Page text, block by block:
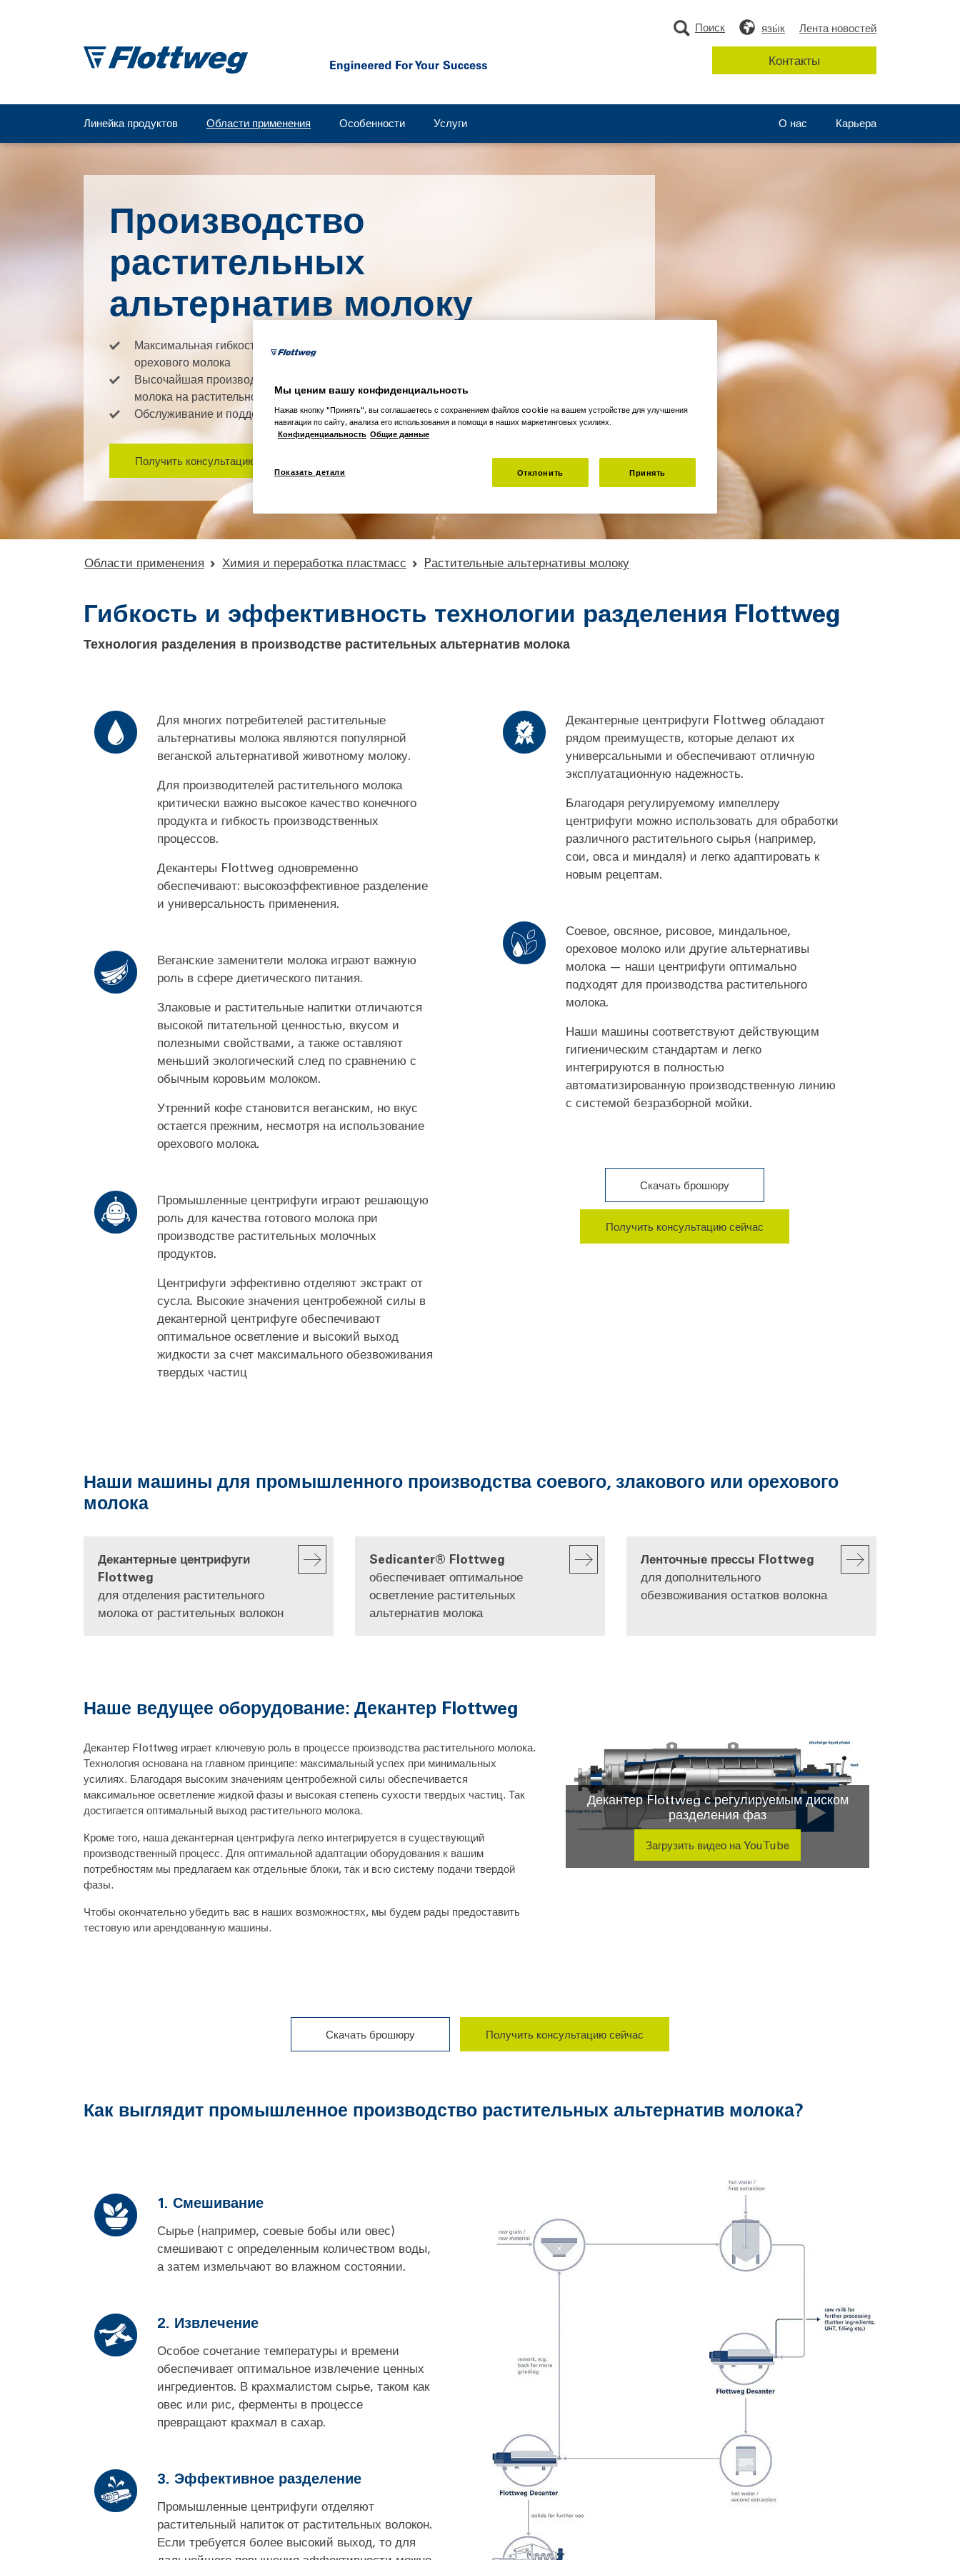
Линейка продуктов Области применения Особенности Услуги Карьера
О нас
язы́к Лента новостей
Поиск
Контакты
Производство
растительных
альтернатив молоку
Максимальная гибкость на одной производственной линии - от соевого до овсяного и
орехового молока
Высочайшая производительность и высочайшее качество - для устойчивого производства
молока на растительной основе
Обслуживание и поддержка по всему миру от местных филиалов
Получить консультацию сейчас
Области применения Химия и переработка пластмасс Pастительные альтернативы молоку
Гибкость и эффективность технологии разделения Flottweg
Технология разделения в производстве растительных альтернатив молока
Для многих потребителей растительные
альтернативы молока являются популярной
веганской альтернативой животному молоку.
Для производителей растительного молока
критически важно высокое качество конечного
продукта и гибкость производственных
процессов.
Декантеры Flottweg одновременно
обеспечивают: высокоэффективное разделение
и универсальность применения.
Веганские заменители молока играют важную
роль в сфере диетического питания.
Злаковые и растительные напитки отличаются
высокой питательной ценностью, вкусом и
полезными свойствами, а также оставляют
меньший экологический след по сравнению с
обычным коровьим молоком.
Утренний кофе становится веганским, но вкус
остается прежним, несмотря на использование
орехового молока.
Промышленные центрифуги играют решающую
роль для качества готового молока при
производстве растительных молочных
продуктов.
Центрифуги эффективно отделяют экстракт от
сусла. Высокие значения центробежной силы в
декантерной центрифуге обеспечивают
оптимальное осветление и высокий выход
жидкости за счет максимального обезвоживания
твердых частиц
Декантерные центрифуги Flottweg обладают
рядом преимуществ, которые делают их
универсальными и обеспечивают отличную
эксплуатационную надежность.
Благодаря регулируемому импеллеру
центрифуги можно использовать для обработки
различного растительного сырья (например,
сои, овса и миндаля) и легко адаптировать к
новым рецептам.
Соевое, овсяное, рисовое, миндальное,
ореховое молоко или другие альтернативы
молока — наши центрифуги оптимально
подходят для производства растительного
молока.
Наши машины соответствуют действующим
гигиеническим стандартам и легко
интегрируются в полностью
автоматизированную производственную линию
с системой безразборной мойки.
Скачать брошюру
Получить консультацию сейчас
Наши машины для промышленного производства соевого, злакового или орехового
молока
Декантерные центрифуги
Flottweg
для отделения растительного
молока от растительных волокон
Sedicanter® Flottweg
обеспечивает оптимальное
осветление растительных
альтернатив молока
Ленточные прессы Flottweg
для дополнительного
обезвоживания остатков волокна
Наше ведущее оборудование: Декантер Flottweg
Декантер Flottweg играет ключевую роль в процессе производства растительного молока.
Технология основана на главном принципе: максимальный успех при минимальных
усилиях. Благодаря высоким значениям центробежной силы обеспечивается
максимальное осветление жидкой фазы и высокая степень сухости твердых частиц. Так
достигается оптимальный выход растительного молока.
Кроме того, наша декантерная центрифуга легко интегрируется в существующий
производственный процесс. Для оптимальной адаптации оборудования к вашим
потребностям мы предлагаем как отдельные блоки, так и всю систему подачи твердой
фазы.
Чтобы окончательно убедить вас в наших возможностях, мы будем рады предоставить
тестовую или арендованную машины.
Декантер Flottweg с регулируемым диском
разделения фаз
Загрузить видео на YouTube
Скачать брошюру Получить консультацию сейчас
Как выглядит промышленное производство растительных альтернатив молока?
1. Смешивание
Сырье (например, соевые бобы или овес)
смешивают с определенным количеством воды,
а затем измельчают во влажном состоянии.
2. Извлечение
Особое сочетание температуры и времени
обеспечивает оптимальное извлечение ценных
ингредиентов. В крахмалистом сырье, таком как
овес или рис, ферменты в процессе
превращают крахмал в сахар.
3. Эффективное разделение
Промышленные центрифуги отделяют
растительный напиток от растительных волокон.
Если требуется более высокий выход, то для
Мы ценим вашу конфиденциальность
Нажав кнопку "Принять", вы соглашаетесь с сохранением файлов cookie на вашем устройстве для улучшения
навигации по сайту, анализа его использования и помощи в наших маркетинговых усилиях.
Конфиденциальность Общие данные
Показать детали Отклонить Принять